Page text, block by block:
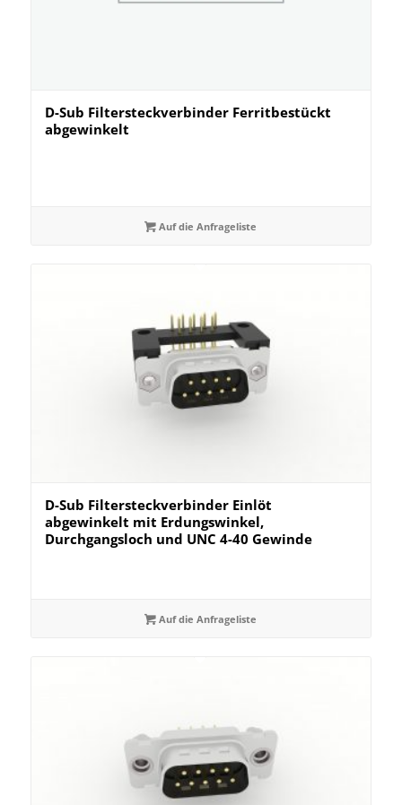
D-Sub Filtersteckverbinder Ferritbestückt
abgewinkelt
Auf die Anfrageliste
D-Sub Filtersteckverbinder Einlöt
abgewinkelt mit Erdungswinkel,
Durchgangsloch und UNC 4-40 Gewinde
Auf die Anfrageliste